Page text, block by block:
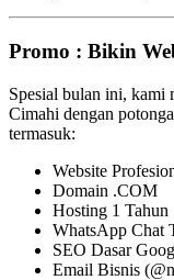
Promo : Bikin
Spesial bulan ini, kami
Cimahi dengan
termasuk:
Website
Domain .COM
Hosting 1 Tahun
WhatsApp Chat
SEO Dasar
Email Bisnis